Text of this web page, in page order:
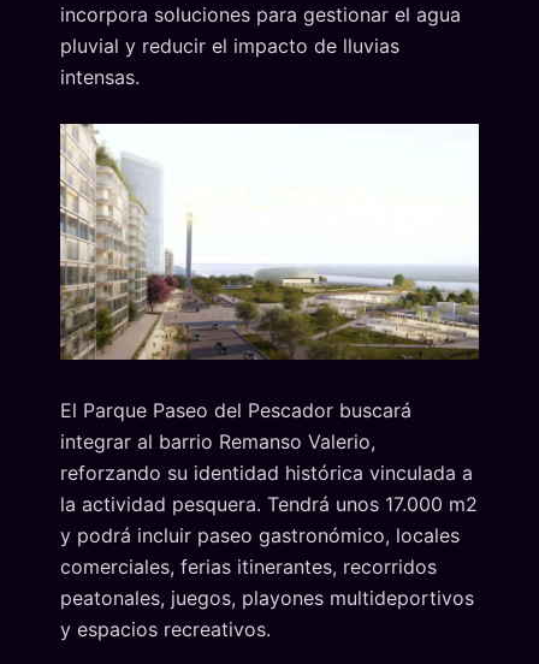
incorpora soluciones para gestionar el agua
pluvial y reducir el impacto de lluvias
intensas.
El Parque Paseo del Pescador buscará
integrar al barrio Remanso Valerio,
reforzando su identidad histórica vinculada a
la actividad pesquera. Tendrá unos 17.000 m2
y podrá incluir paseo gastronómico, locales
comerciales, ferias itinerantes, recorridos
peatonales, juegos, playones multideportivos
y espacios recreativos.